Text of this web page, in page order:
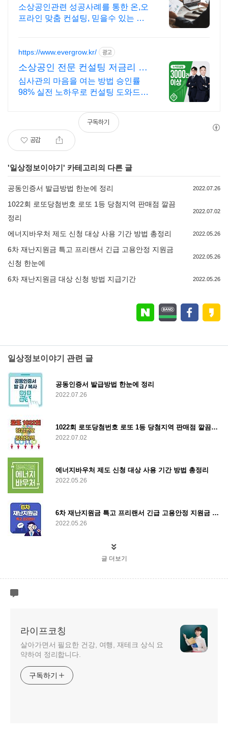
고 성과는 톡톡히!
소상공인관련 성공사례를 통한 온,오
프라인 맞춤 컨설팅, 믿을수 있는 공
https://www.evergrow.kr/ 광고
소상공인 전문 컨설팅 저금리 정
책자금 지금 신청
심사관의 마음을 여는 방법 승인률
98% 실전 노하우로 컨설팅 도와드립
한 통으로 확인 가능합니다 !
공감
구독하기
'일상정보이야기' 카테고리의 다른 글
공동인증서 발급방법 한눈에 정리 2022.07.26
1022회 로또당첨번호 로또 1등 당첨지역 판매점 깔끔
정리
2022.07.02
에너지바우처 제도 신청 대상 사용 기간 방법 총정리 2022.05.26
6차 재난지원금 특고 프리랜서 긴급 고용안정 지원금
신청 한눈에
2022.05.26
6차 재난지원금 대상 신청 방법 지급기간 2022.05.26
일상정보이야기 관련 글
공동인증서 발급방법 한눈에 정리
2022.07.26
1022회 로또당첨번호 로또 1등 당첨지역 판매점 깔끔정리
2022.07.02
에너지바우처 제도 신청 대상 사용 기간 방법 총정리
2022.05.26
6차 재난지원금 특고 프리랜서 긴급 고용안정 지원금 신청 한눈에
2022.05.26
글 더보기
라이프코칭
살아가면서 필요한 건강, 여행, 재테크 상식 요
약하여 정리합니다.
구독하기